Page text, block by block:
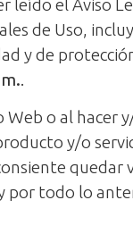
leído el Aviso
de Uso,
y de
.
o al hacer
y/o
quedar
por todo lo